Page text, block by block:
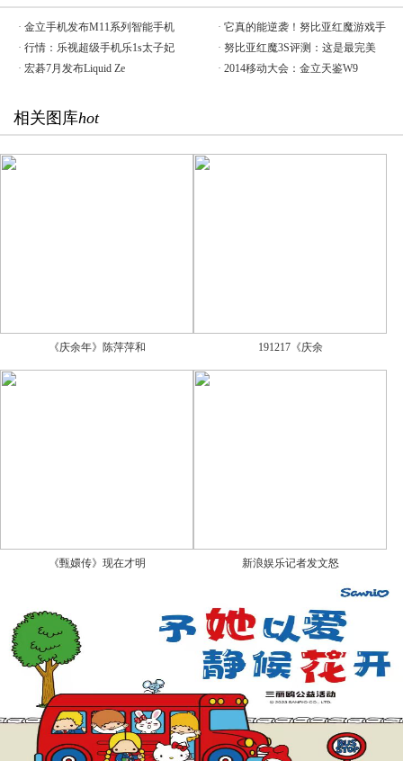
· 金立手机发布M11系列智能手机 · 它真的能逆袭！努比亚红魔游戏手
· 行情：乐视超级手机乐1s太子妃 · 努比亚红魔3S评测：这是最完美
· 宏碁7月发布Liquid Ze · 2014移动大会：金立天鉴W9
相关图库hot
《庆余年》陈萍萍和 191217《庆余
《甄嬛传》现在才明 新浪娱乐记者发文怒